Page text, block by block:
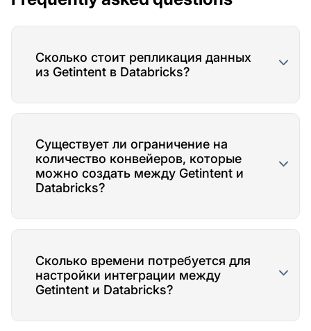
Сколько стоит репликация данных
из Getintent в Databricks?
Существует ли ограничение на
количество конвейеров, которые
можно создать между Getintent и
Databricks?
Сколько времени потребуется для
настройки интеграции между
Getintent и Databricks?